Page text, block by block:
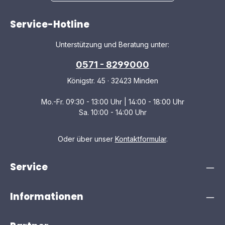
Service-Hotline
Unterstützung und Beratung unter:
0571 - 8299000
Königstr. 45 · 32423 Minden
Mo.-Fr. 09:30 - 13:00 Uhr | 14:00 - 18:00 Uhr
Sa. 10:00 - 14:00 Uhr
Oder über unser Kontaktformular.
Service
Informationen